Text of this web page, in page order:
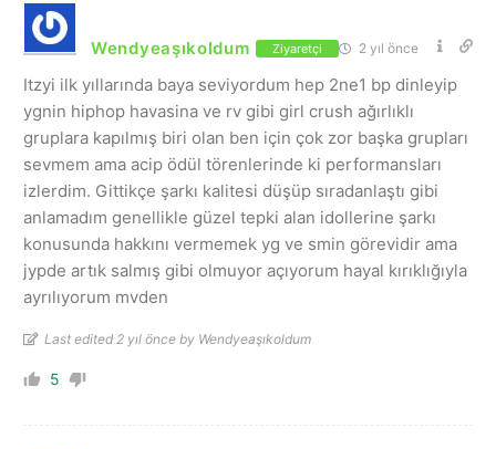
Wendyeaşıkoldum Ziyaretçi 2 yıl önce
Itzyi ilk yıllarında baya seviyordum hep 2ne1 bp dinleyip
ygnin hiphop havasina ve rv gibi girl crush ağırlıklı
gruplara kapılmış biri olan ben için çok zor başka grupları
sevmem ama acip ödül törenlerinde ki performansları
izlerdim. Gittikçe şarkı kalitesi düşüp sıradanlaştı gibi
anlamadım genellikle güzel tepki alan idollerine şarkı
konusunda hakkını vermemek yg ve smin görevidir ama
jypde artık salmış gibi olmuyor açıyorum hayal kırıklığıyla
ayrılıyorum mvden
Last edited 2 yıl önce by Wendyeaşıkoldum
5